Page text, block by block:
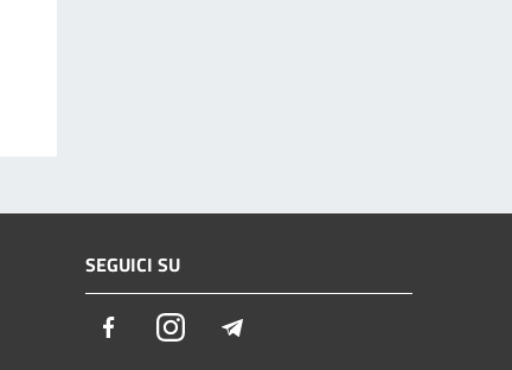
SEGUICI SU
FacebookInstagram